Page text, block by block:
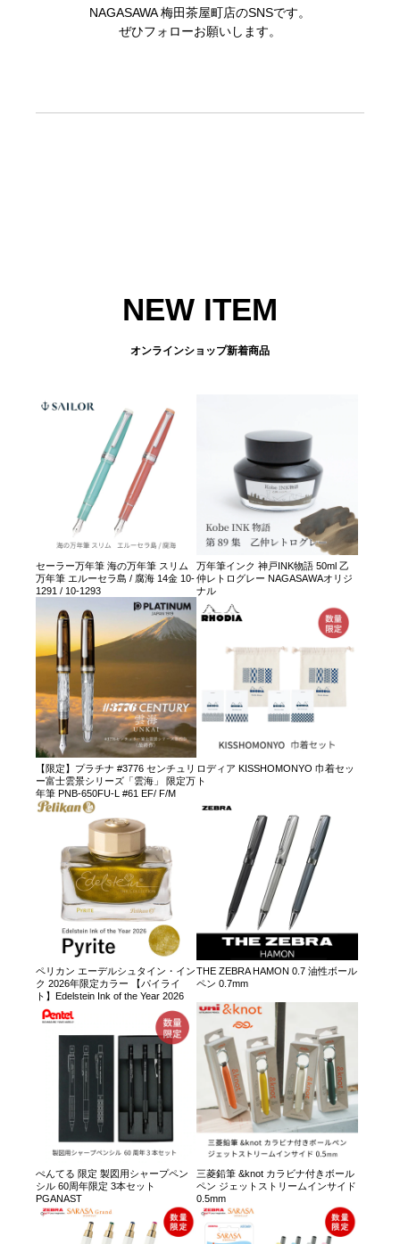
NAGASAWA 梅田茶屋町店のSNSです。
ぜひフォローお願いします。
NEW ITEM
オンラインショップ新着商品
セーラー万年筆 海の万年筆 スリム
万年筆 エルーセラ島 / 腐海 14金 10-
1291 / 10-1293
万年筆インク 神戸INK物語 50ml 乙
仲レトログレー NAGASAWAオリジ
ナル
【限定】プラチナ #3776 センチュリ
ー富士雲景シリーズ「雲海」 限定万
年筆 PNB-650FU-L #61 EF/ F/M
ロディア KISSHOMONYO 巾着セッ
ト
ペリカン エーデルシュタイン・イン
ク 2026年限定カラー 【パイライ
ト】Edelstein Ink of the Year 2026
THE ZEBRA HAMON 0.7 油性ボール
ペン 0.7mm
ぺんてる 限定 製図用シャープペン
シル 60周年限定 3本セット
PGANAST
三菱鉛筆 &knot カラビナ付きボール
ペン ジェットストリームインサイド
0.5mm